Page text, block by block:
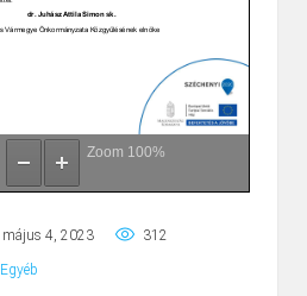
Zoom 100%
május 4, 2023 312
Egyéb